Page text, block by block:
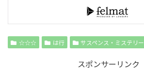
☆☆☆ は行 サスペンス・ミステリー
スポンサーリンク